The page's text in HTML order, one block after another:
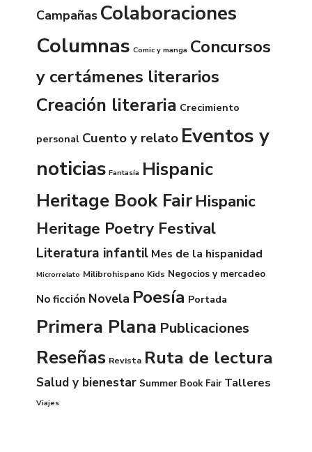
Campañas Colaboraciones
Columnas Comic y manga Concursos
y certámenes literarios
Creación literaria Crecimiento
personal Cuento y relato Eventos y
noticias Fantasía Hispanic
Heritage Book FairHispanic
Heritage Poetry Festival
Literatura infantil Mes de la hispanidad
Microrrelato Milibrohispano Kids Negocios y mercadeo
No ficción Novela Poesía Portada
Primera Plana Publicaciones
Reseñas Revista Ruta de lectura
Salud y bienestar Summer Book Fair Talleres
Viajes